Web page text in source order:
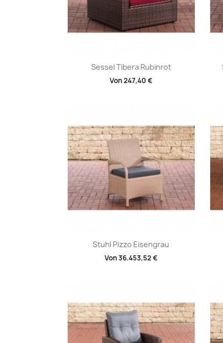
Sessel Tibera Rubinrot
Von247,40 €
Vorschau
Stuhl Pizzo Eisengrau
Von36.453,52 €
Vorschau